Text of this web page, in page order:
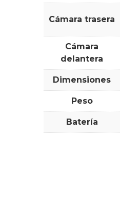
Cámara trasera
Cámara
delantera
Dimensiones
Peso
Batería